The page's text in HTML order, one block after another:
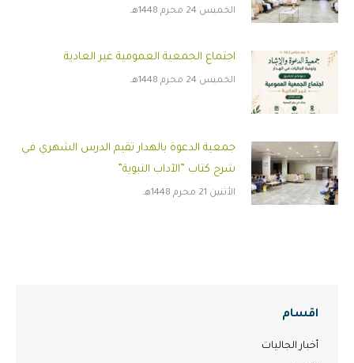
الخميس 24 محرم 1448هـ
اجتماع الجمعية العمومية غير العادية
الخميس 24 محرم 1448هـ
جمعية الدعوة بالهدار تقيم الدرس الشهري في
شرح كتاب ”الآداب النبوية”
الأثنين 21 محرم 1448هـ
اقسام
أخبار الجاليات